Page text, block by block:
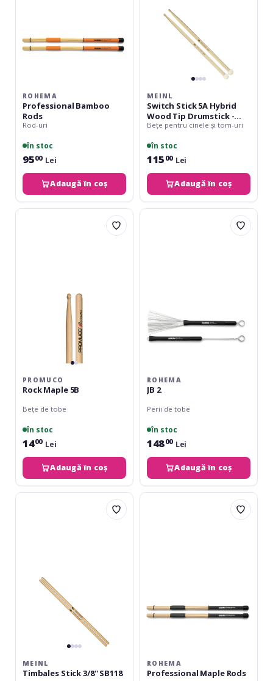
ROHEMA
Professional Bamboo
Rods
Rod-uri
în stoc
9500 Lei
Adaugă în coș
Drumstick
MEINL
Switch Stick 5A Hybrid
Wood Tip Drumstick -
Mallet Combo
Bețe pentru cinele și tom-uri
în stoc
115 00 Lei
Adaugă în coș
Promuco
PROMUCO
Rock Maple 5B
Bețe de tobe
în stoc
1400 Lei
Adaugă în coș
Rohema
ROHEMA
JB 2
Perii de tobe
în stoc
14800 Lei
Adaugă în coș
Meinl
MEINL
Timbales Stick 3/8'' SB118
Rohema
ROHEMA
Professional Maple Rods